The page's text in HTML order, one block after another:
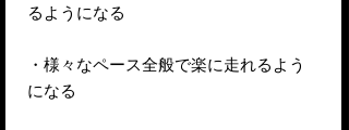
るようになる
・様々なペース全般で楽に走れるよう
になる